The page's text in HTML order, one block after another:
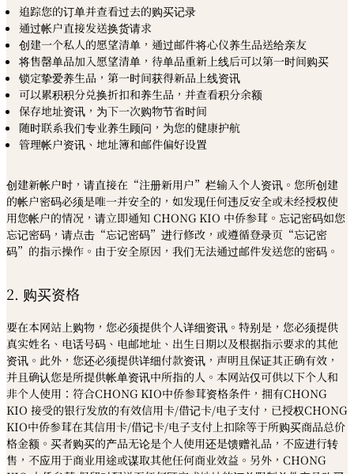
追踪您的订单并查看过去的购买记录
通过帐户直接发送换货请求
创建一个私人的愿望清单，通过邮件将心仪养生品送给亲友
将售罄单品加入愿望清单，待单品重新上线后可以第一时间购买
锁定挚爱养生品，第一时间获得新品上线资讯
可以累积积分兑换折扣和养生品，并查看积分余额
保存地址资讯，为下一次购物节省时间
随时联系我们专业养生顾问，为您的健康护航
管理帐户资讯、地址簿和邮件偏好设置
创建新帐户时，请直接在“注册新用户”栏输入个人资讯。您所创建
的帐户密码必须是唯一并安全的，如发现任何违反安全或未经授权使
用您帐户的情况，请立即通知 CHONG KIO 中侨参茸。忘记密码如您
忘记密码，请点击 “忘记密码” 进行修改，或遵循登录页 “忘记密
码” 的指示操作。由于安全原因，我们无法通过邮件发送您的密码。
2. 购买资格
要在本网站上购物，您必须提供个人详细资讯。特别是，您必须提供
真实姓名、电话号码、电邮地址、出生日期以及根据指示要求的其他
资讯。此外，您还必须提供详细付款资讯，声明且保证其正确有效，
并且确认您是所提供帐单资讯中所指的人。本网站仅可供以下个人和
非个人使用：符合CHONG KIO中侨参茸资格条件，拥有CHONG
KIO 接受的银行发放的有效信用卡/借记卡/电子支付，已授权CHONG
KIO中侨参茸在其信用卡/借记卡/电子支付上扣除等于所购买商品总价
格金额。买者购买的产品无论是个人使用还是馈赠礼品，不应进行转
售，不应用于商业用途或谋取其他任何商业效益。另外，CHONG